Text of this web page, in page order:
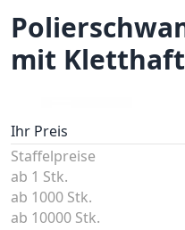
mit
Ihr Preis
Staffelpreise
ab 1 Stk.
ab 1000 Stk.
ab 10000 Stk.